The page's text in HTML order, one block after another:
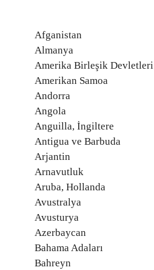
Afganistan
Almanya
Amerika Birleşik Devletleri
Amerikan Samoa
Andorra
Angola
Anguilla, İngiltere
Antigua ve Barbuda
Arjantin
Arnavutluk
Aruba, Hollanda
Avustralya
Avusturya
Azerbaycan
Bahama Adaları
Bahreyn